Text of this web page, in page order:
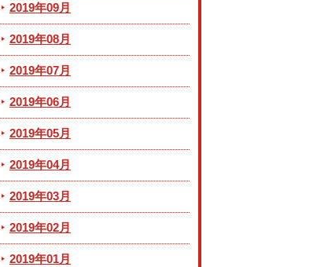
2019年09月
2019年08月
2019年07月
2019年06月
2019年05月
2019年04月
2019年03月
2019年02月
2019年01月